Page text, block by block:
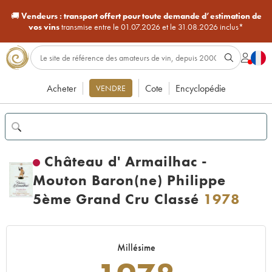
🚚Vendeurs : transport offert pour toute demande d’estimation de
vos vinstransmise entre le 01.07.2026 et le 31.08.2026 inclus*
Acheter VENDRE Cote Encyclopédie
Château d' Armailhac -
Mouton Baron(ne) Philippe
5ème Grand Cru Classé 1978
Millésime